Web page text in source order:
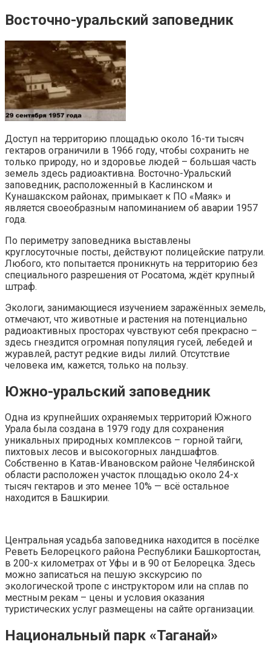
Восточно-уральский заповедник
Доступ на территорию площадью около 16-ти тысяч
гектаров ограничили в 1966 году, чтобы сохранить не
только природу, но и здоровье людей – большая часть
земель здесь радиоактивна. Восточно-Уральский
заповедник, расположенный в Каслинском и
Кунашакском районах, примыкает к ПО «Маяк» и
является своеобразным напоминанием об аварии 1957
года.
По периметру заповедника выставлены
круглосуточные посты, действуют полицейские патрули.
Любого, кто попытается проникнуть на территорию без
специального разрешения от Росатома, ждёт крупный
штраф.
Экологи, занимающиеся изучением заражённых земель,
отмечают, что животные и растения на потенциально
радиоактивных просторах чувствуют себя прекрасно –
здесь гнездится огромная популяция гусей, лебедей и
журавлей, растут редкие виды лилий. Отсутствие
человека им, кажется, только на пользу.
Южно-уральский заповедник
Одна из крупнейших охраняемых территорий Южного
Урала была создана в 1979 году для сохранения
уникальных природных комплексов – горной тайги,
пихтовых лесов и высокогорных ландшафтов.
Собственно в Катав-Ивановском районе Челябинской
области расположен участок площадью около 24-х
тысяч гектаров и это менее 10% — всё остальное
находится в Башкирии.
Центральная усадьба заповедника находится в посёлке
Реветь Белорецкого района Республики Башкортостан,
в 200-х километрах от Уфы и в 90 от Белорецка. Здесь
можно записаться на пешую экскурсию по
экологической тропе с инструктором или на сплав по
местным рекам – цены и условия оказания
туристических услуг размещены на сайте организации.
Национальный парк «Таганай»